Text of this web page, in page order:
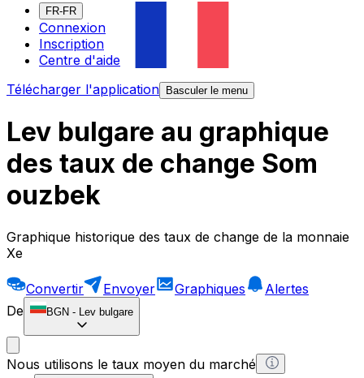
FR-FR
Connexion
Inscription
Centre d'aide
Télécharger l'application
Basculer le menu
Lev bulgare au graphique
des taux de change Som
ouzbek
Graphique historique des taux de change de la monnaie
Xe
Convertir Envoyer Graphiques
Alertes
De
BGN - Lev bulgare
Nous utilisons le taux moyen du marché